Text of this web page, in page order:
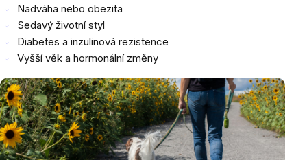
Nadváha nebo obezita
Sedavý životní styl
Diabetes a inzulinová rezistence
Vyšší věk a hormonální změny